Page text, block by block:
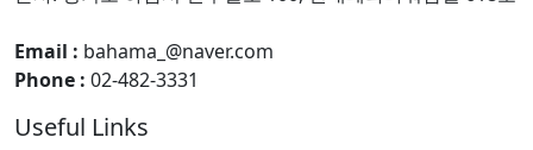
Email : bahama_@naver.com
Phone : 02-482-3331
Useful Links